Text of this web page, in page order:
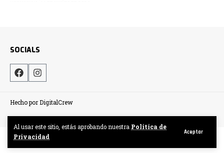
Al usar este sitio, estás aprobando nuestra Politica de
Privacidad
Aceptar
SOCIALS
Hecho por DigitalCrew